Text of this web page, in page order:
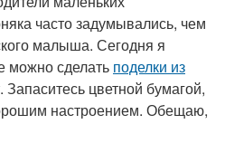
часто задумывались, чем
малыша. Сегодня я
можно сделать поделки из
Запаситесь цветной бумагой,
настроением. Обещаю,